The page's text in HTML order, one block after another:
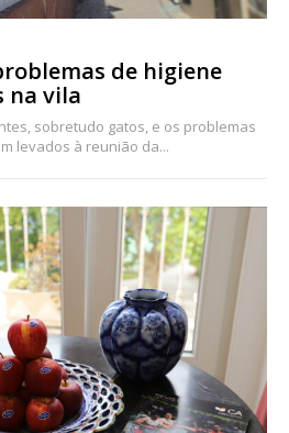
de higiene
na vila
sobretudo gatos, e os problemas
levados à reunião da...